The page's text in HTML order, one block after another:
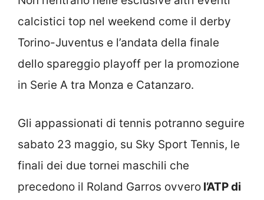
calcistici top nel weekend come il derby
Torino-Juventus e l’andata della finale
dello spareggio playoff per la promozione
in Serie A tra Monza e Catanzaro.
Gli appassionati di tennis potranno seguire
sabato 23 maggio, su Sky Sport Tennis, le
finali dei due tornei maschili che
precedono il Roland Garros ovvero l’ATP di